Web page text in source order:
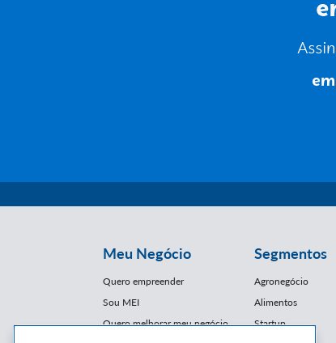
Meu Negócio
Quero empreender
Sou MEI
Quero melhorar meu negócio
Segmentos
Agronegócio
Alimentos
Startup